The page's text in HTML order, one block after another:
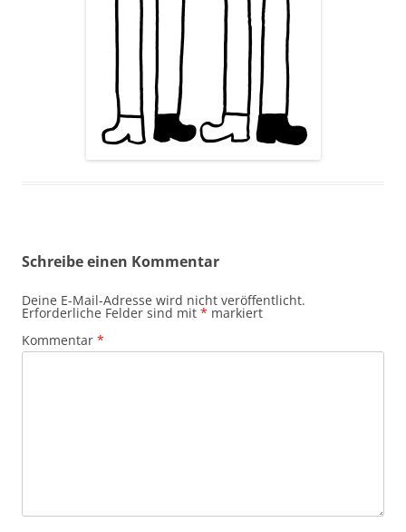
Schreibe einen Kommentar
Deine E-Mail-Adresse wird nicht veröffentlicht.
Erforderliche Felder sind mit * markiert
Kommentar *